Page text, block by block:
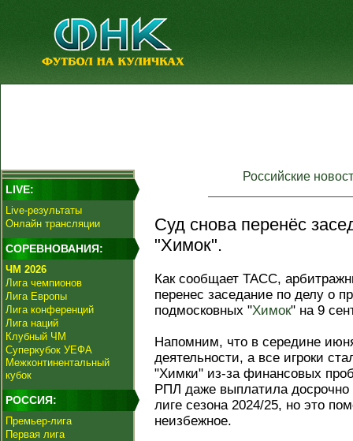
LIVE:
Live-результаты
Онлайн трансляции
СОРЕВНОВАНИЯ:
ЧМ 2026
Лига чемпионов
Лига Европы
Лига конференций
Лига наций
Клубный ЧМ
Суперкубок УЕФА
Межконтинентальный
кубок
РОССИЯ:
Премьер-лига
Первая лига
Российские
Суд снова перенёс
"Химок".
Как сообщает ТАСС,
перенес заседание по делу о
подмосковных "Химок" на 9
Напомним, что в середине
деятельности, а все игроки
"Химки" из-за финансовых
РПЛ даже выплатила досрочно
лиге сезона 2024/25, но это
неизбежное.